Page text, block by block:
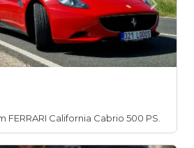
FERRARI California Cabrio 500 PS.